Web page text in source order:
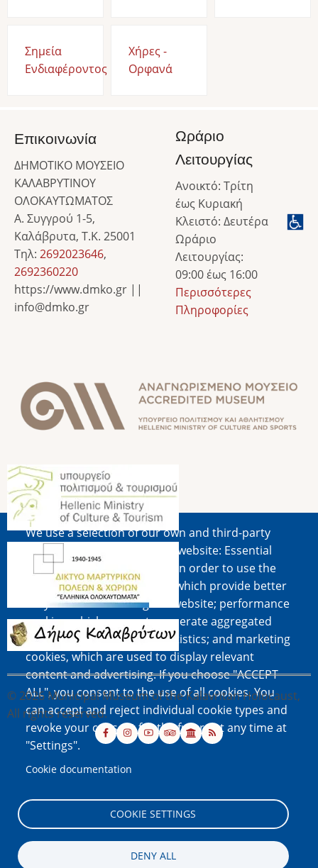
Σημεία
Ενδιαφέροντος
Χήρες -
Ορφανά
We use a selection of our own and third-party
cookies on the pages of this website: Essential
cookies, which are required in order to use the
website; functional cookies, which provide better
easy of use when using the website; performance
cookies, which we use to generate aggregated
data on website use and statistics; and marketing
cookies, which are used to display relevant
content and advertising. If you choose "ACCEPT
ALL", you consent to the use of all cookies. You
can accept and reject individual cookie types and
revoke your consent for the future at any time at
"Settings".
Cookie documentation
COOKIE SETTINGS
DENY ALL
Επικοινωνία
ΔΗΜΟΤΙΚΟ ΜΟΥΣΕΙΟ
ΚΑΛΑΒΡΥΤΙΝΟΥ
ΟΛΟΚΑΥΤΩΜΑΤΟΣ
Α. Συγγρού 1-5,
Καλάβρυτα, Τ.Κ. 25001
Τηλ: 2692023646,
2692360220
https://www.dmko.gr ||
info@dmko.gr
Ωράριο
Λειτουργίας
Ανοικτό: Τρίτη
έως Κυριακή
Κλειστό: Δευτέρα
Ωράριο
Λειτουργίας:
09:00 έως 16:00
Περισσότερες
Πληροφορίες
Image
Image
Image
© 2026 Municipal Museum of the Kalavritan Holocaust,
All rights reserved.